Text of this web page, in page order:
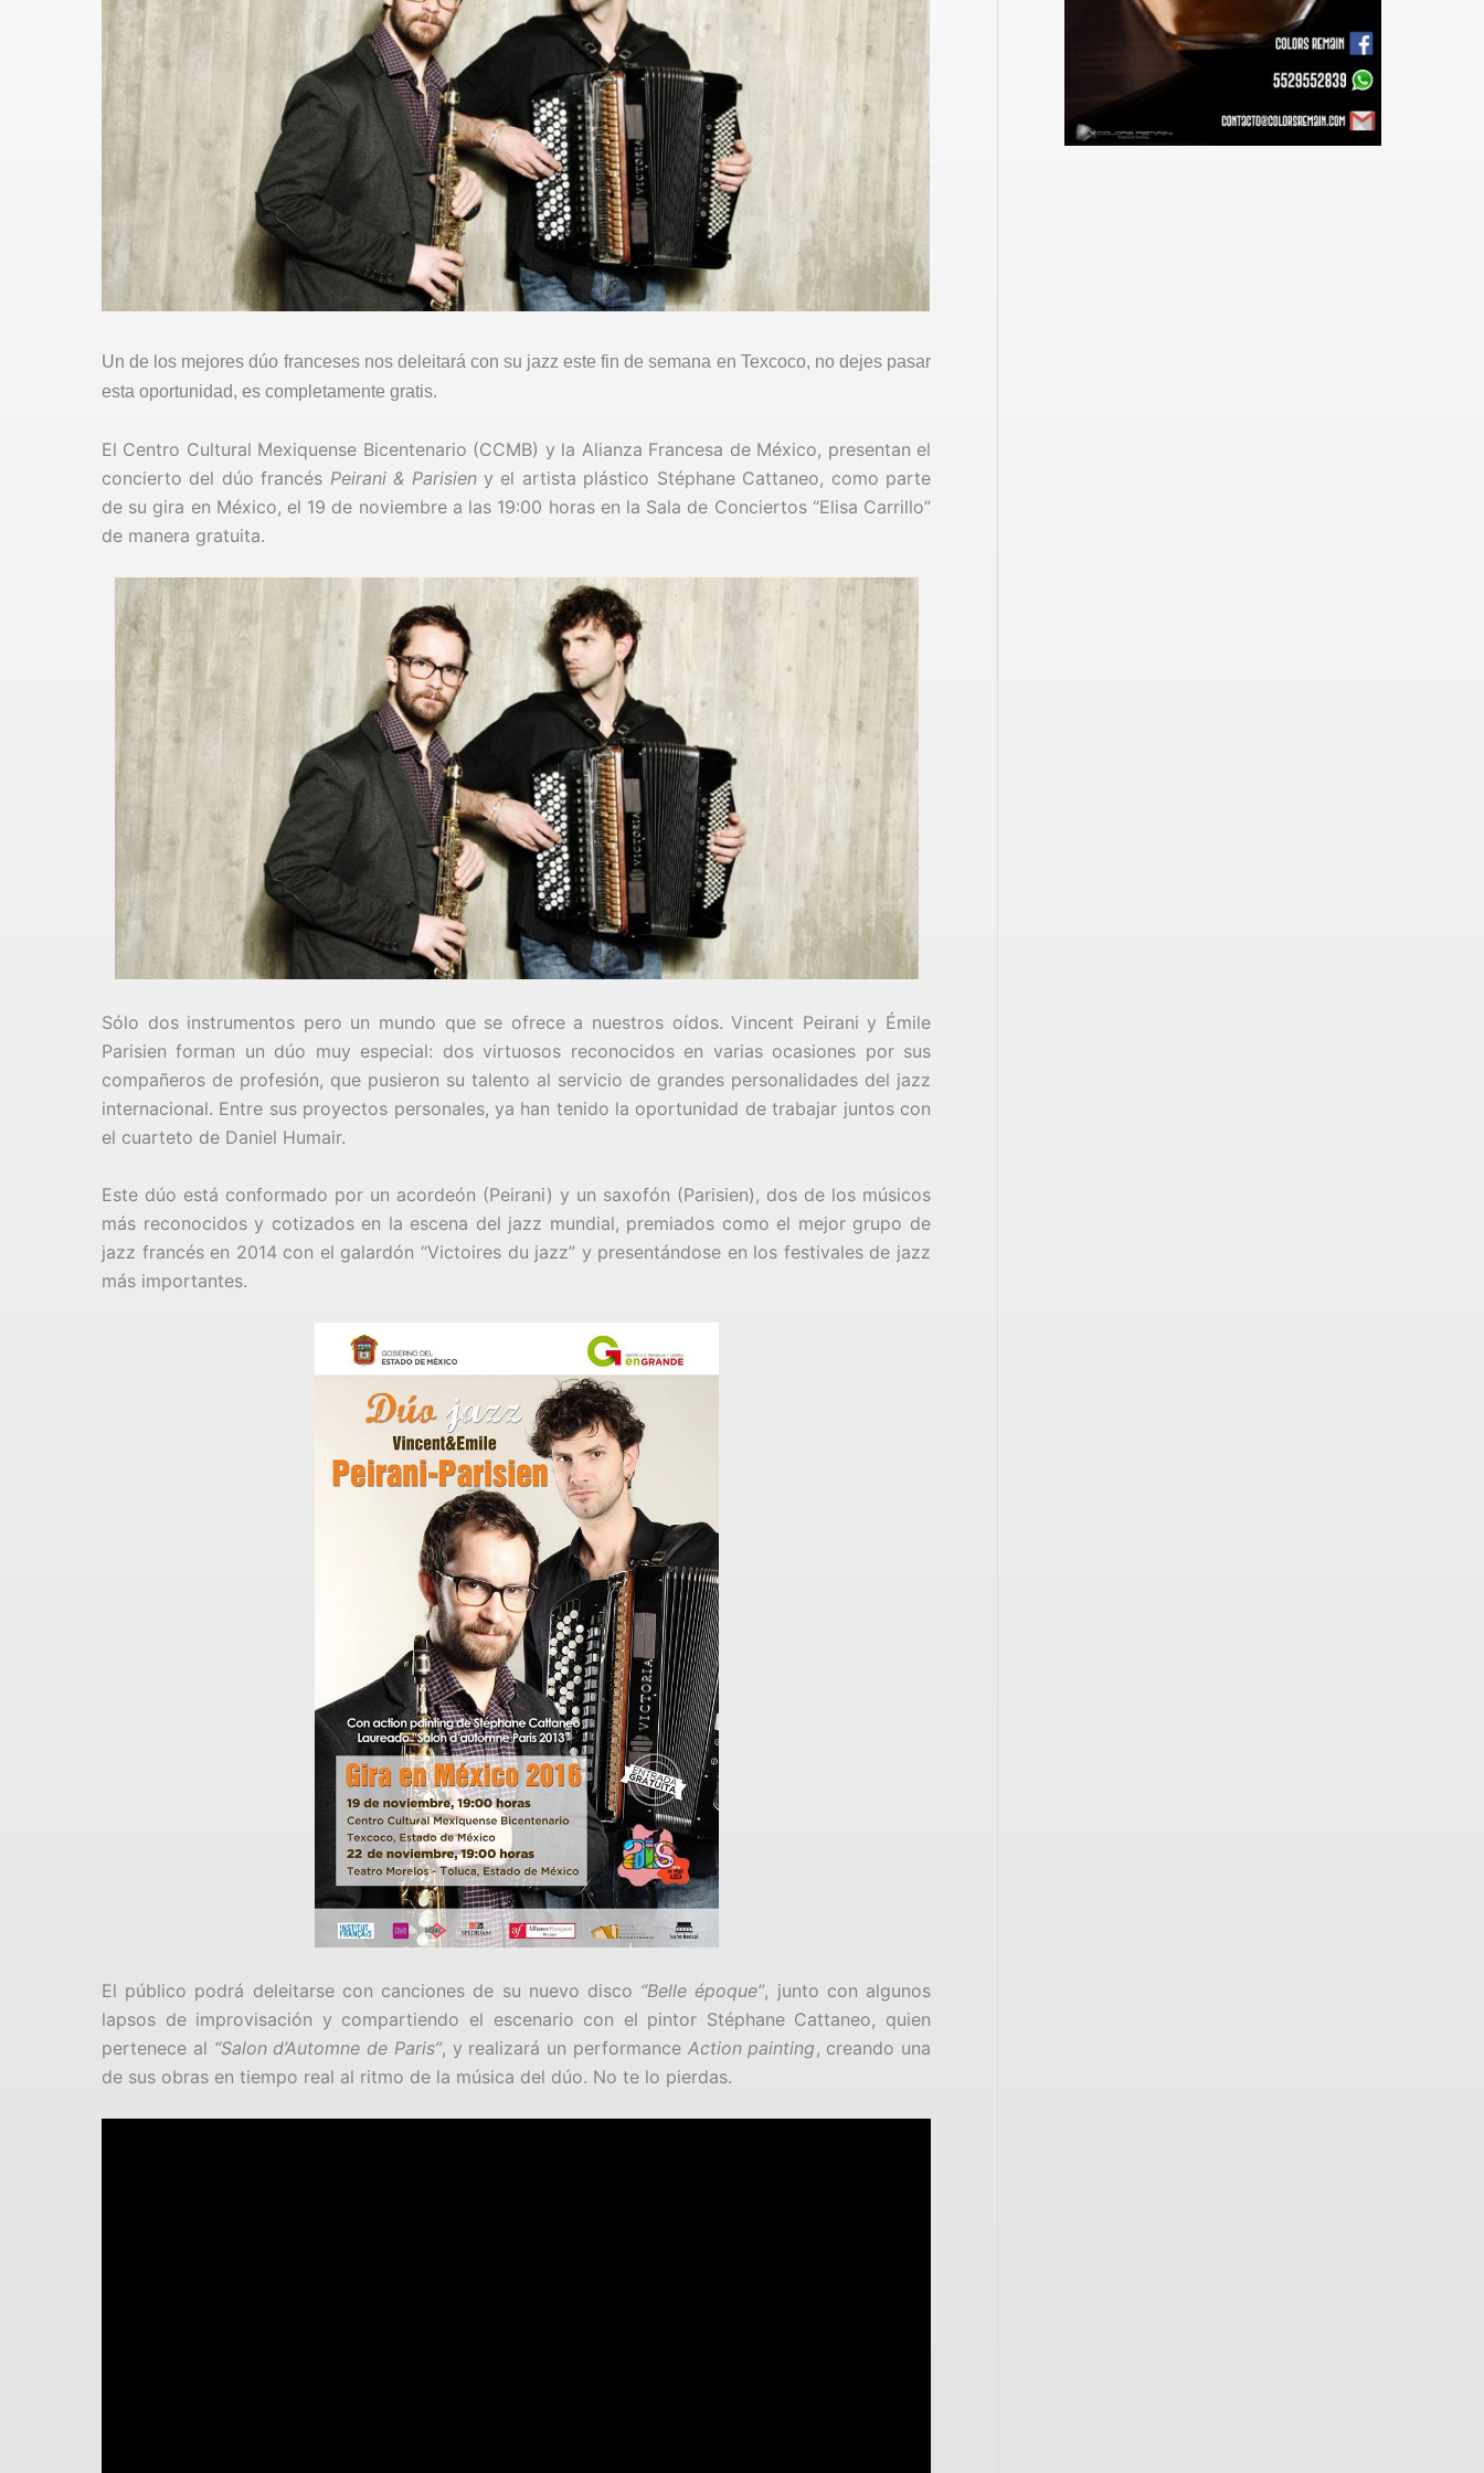
Un de los mejores dúo franceses nos deleitará con su jazz este fin de semana en Texcoco, no dejes pasar
esta oportunidad, es completamente gratis.
El Centro Cultural Mexiquense Bicentenario (CCMB) y la Alianza Francesa de México, presentan el
concierto del dúo francés Peirani & Parisieny el artista plástico Stéphane Cattaneo, como parte
de su gira en México, el 19 de noviembre a las 19:00 horas en la Sala de Conciertos “Elisa Carrillo”
de manera gratuita.
Sólo dos instrumentos pero un mundo que se ofrece a nuestros oídos. Vincent Peirani y Émile
Parisien forman un dúo muy especial: dos virtuosos reconocidos en varias ocasiones por sus
compañeros de profesión, que pusieron su talento al servicio de grandes personalidades del jazz
internacional. Entre sus proyectos personales, ya han tenido la oportunidad de trabajar juntos con
el cuarteto de Daniel Humair.
Este dúo está conformado por un acordeón (Peirani) y un saxofón (Parisien), dos de los músicos
más reconocidos y cotizados en la escena del jazz mundial, premiados como el mejor grupo de
jazz francés en 2014 con el galardón “Victoires du jazz” y presentándose en los festivales de jazz
más importantes.
El público podrá deleitarse con canciones de su nuevo disco “Belle époque”, junto con algunos
lapsos de improvisación y compartiendo el escenario con el pintor Stéphane Cattaneo, quien
pertenece al “Salon d’Automne de Paris”, y realizará un performance Action painting , creando una
de sus obras en tiempo real al ritmo de la música del dúo. No te lo pierdas.